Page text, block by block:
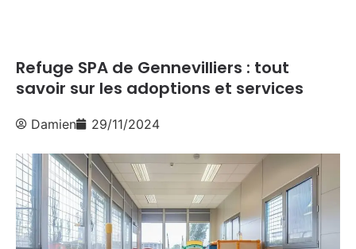
Refuge SPA de Gennevilliers : tout
savoir sur les adoptions et services
Damien 29/11/2024